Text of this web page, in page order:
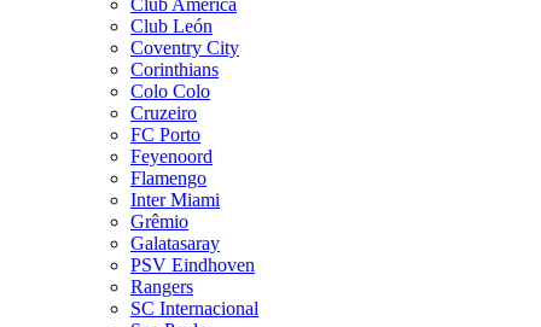
Club América
Club León
Coventry City
Corinthians
Colo Colo
Cruzeiro
FC Porto
Feyenoord
Flamengo
Inter Miami
Grêmio
Galatasaray
PSV Eindhoven
Rangers
SC Internacional